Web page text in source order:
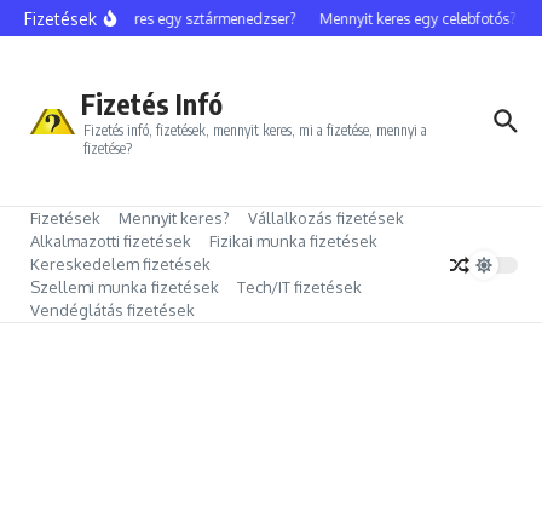
Ugrás a tartalomhoz
Fizetések
Mennyit keres egy sztármenedzser? Mennyit keres egy celebfotós?
Fizetés Infó
Fizetés infó, fizetések, mennyit keres, mi a fizetése, mennyi a
fizetése?
Fizetések Mennyit keres?
Vállalkozás fizetések
Alkalmazotti fizetések
Fizikai munka fizetések
Kereskedelem fizetések
Szellemi munka fizetések
Tech/IT fizetések
Vendéglátás fizetések